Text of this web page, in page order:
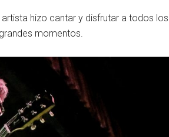
hizo cantar y disfrutar a todos los
momentos.